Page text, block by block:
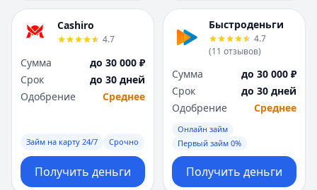
Ростов-на-Дону
Рязань
С
Самара
Санкт-Петербург
Саратов
Севастополь
Сочи
Сургут
Т
Тверь
Ростов-на-Дону
Рязань
С
Самара
Санкт-Петербург
Саратов
Севастополь
Сочи
Сургут
Т
Тверь
Cashiro
4.7
Сумма
до 30 000 ₽
Срок
до 30 дней
Одобрение
Среднее
Займ на карту 24/7 Срочно
Получить деньги
Быстроденьги
4.7
(11 отзывов)
Сумма
до 30 000 ₽
Срок
до 30 дней
Одобрение
Среднее
Онлайн займ
Первый займ 0%
Получить деньги